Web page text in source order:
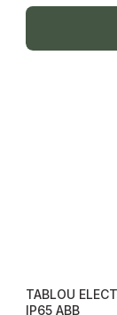
TABLOU
IP65 ABB